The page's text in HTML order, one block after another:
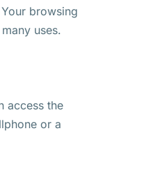
browsing
uses.
access the
or a